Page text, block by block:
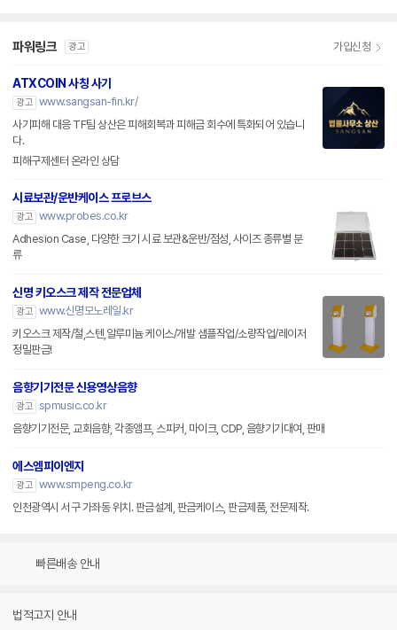
파워링크 광고 가입신청
ATXCOIN 사칭 사기
광고 www.sangsan-fin.kr/
사기피해 대응 TF팀 상산은 피해회복과 피해금 회수에 특화되어 있습니
다.
피해구제센터 온라인 상담
시료보관/운반케이스 프로브스
광고 www.probes.co.kr
Adhesion Case, 다양한 크기 시료 보관&운반/점성, 사이즈 종류별 분
류
신명 키오스크 제작 전문업체
광고 www.신명모노레일.kr
키오스크 제작/철,스텐,알루미늄 케이스/개발 샘플작업/소량작업/레이저
정밀판금!
음향기기전문 신용영상음향
광고 spmusic.co.kr
음향기기전문, 교회음향, 각종앰프, 스피커, 마이크, CDP, 음향기기대여, 판매
에스엠피이엔지
광고 www.smpeng.co.kr
인천광역시 서구 가좌동 위치. 판금설계, 판금케이스, 판금제품, 전문제작.
빠른배송 안내
법적고지 안내